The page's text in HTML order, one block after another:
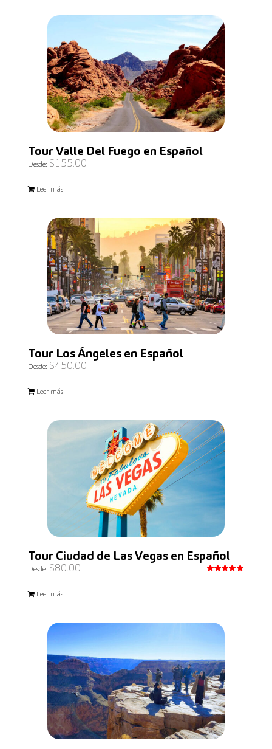
Tour Valle Del Fuego en Español
Desde: $155.00
Leer más
Tour Los Ángeles en Español
Desde: $450.00
Leer más
Tour Ciudad de Las Vegas en Español
Desde: $80.00
Leer más